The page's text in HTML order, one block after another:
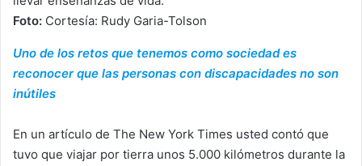
Foto: Cortesía: Rudy Garia-Tolson
Uno de los retos que tenemos como sociedad es
reconocer que las personas con discapacidades no son
inútiles
En un artículo de The New York Times usted contó que
tuvo que viajar por tierra unos 5.000 kilómetros durante la